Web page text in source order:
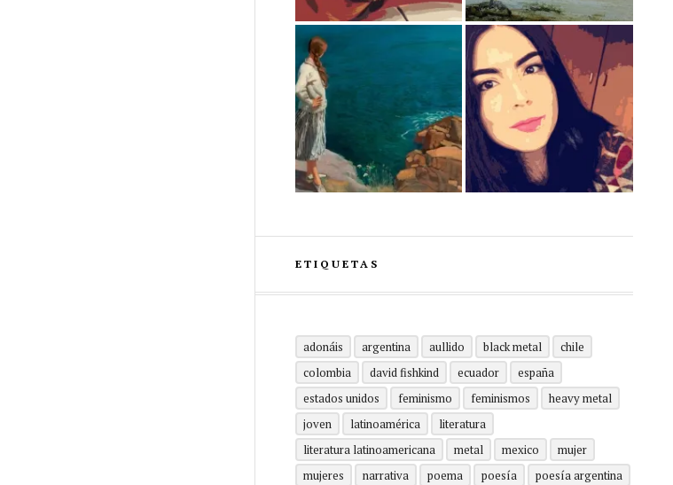
ETIQUETAS
adonáis argentina aullido black metal
chile
colombia
david fishkind ecuador
españa
estados unidos
feminismo feminismos
heavy metal
joven
latinoamérica
literatura
literatura latinoamericana
metal mexico
mujer
mujeres
narrativa poema poesía
poesía argentina